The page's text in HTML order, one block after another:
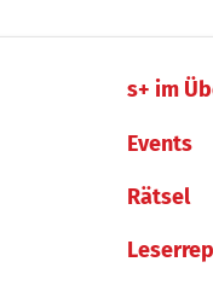
s+ im
Events
Rätsel